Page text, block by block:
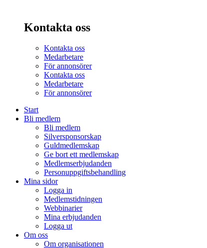
Kontakta oss
Kontakta oss
Medarbetare
För annonsörer
Kontakta oss
Medarbetare
För annonsörer
Start
Bli medlem
Bli medlem
Silversponsorskap
Guldmedlemskap
Ge bort ett medlemskap
Medlemserbjudanden
Personuppgiftsbehandling
Mina sidor
Logga in
Medlemstidningen
Webbinarier
Mina erbjudanden
Logga ut
Om oss
Om organisationen